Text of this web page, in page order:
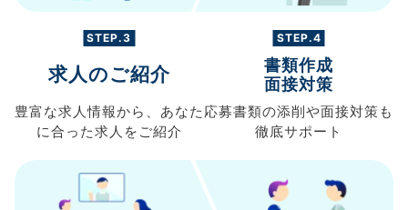
STEP.3
求人のご紹介
豊富な求人情報から、 あなた
に合った求人を ご紹介
STEP.4
書類作成
面接対策
応募書類の添削や面接対策も
徹底サポート